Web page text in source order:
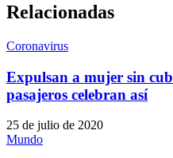
Relacionadas
Coronavirus
Expulsan a mujer sin
pasajeros celebran así
25 de julio de 2020
Mundo